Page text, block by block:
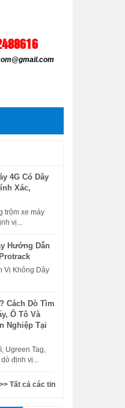
4G Có Dây
Xác,
trộm xe máy
vị...
Hướng Dẫn
Vị Không Dây
Cách Dò Tìm
Ô Tô Và
Nghiệp Tại
Ugreen Tag,
định vị...
>> Tất cả các tin